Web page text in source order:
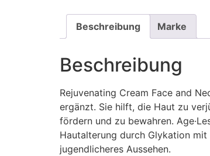
Beschreibung Marke
Beschreibung
Rejuvenating Cream Face and
ergänzt. Sie hilft, die Haut zu
fördern und zu bewahren.
Hautalterung durch Glykation
jugendlicheres Aussehen.